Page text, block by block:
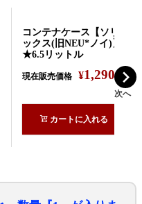
コンテナケース【ソリッド
ックス(旧NEU*ノイ)】１
★6.5リットル
現在販売価格 ¥1,290 税込
カートに入れる
次へ